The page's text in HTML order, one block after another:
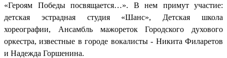
«Героям Победы посвящается…». В нем примут участие:
детская эстрадная студия «Шанс», Детская школа
хореографии, Ансамбль мажореток Городского духового
оркестра, известные в городе вокалисты - Никита Филаретов
и Надежда Горшенина.